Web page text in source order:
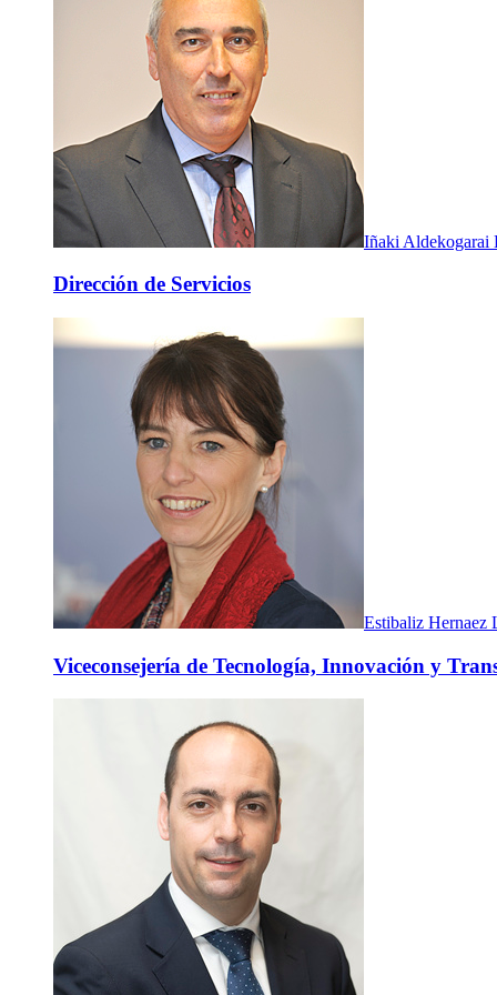
Iñaki Aldekogarai
Dirección de Servicios
Estibaliz Hernaez
Viceconsejería de Tecnología, Innovación y